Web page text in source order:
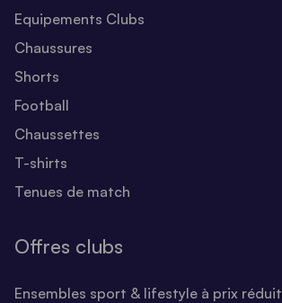
Equipements Clubs
Chaussures
Shorts
Football
Chaussettes
T-shirts
Tenues de match
Offres clubs
Ensembles sport & lifestyle à prix réduit